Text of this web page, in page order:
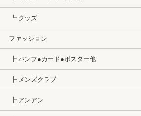
┗ グッズ
ファッション
┣ パンフ●カード●ポスター他
┣ メンズクラブ
┣ アンアン